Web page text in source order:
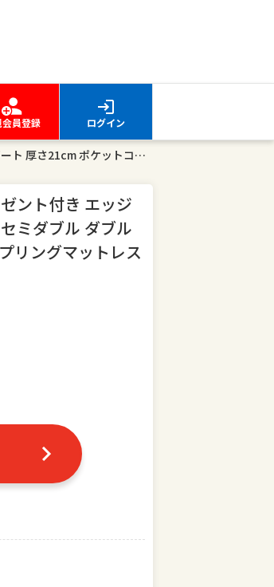
会員登録 ログイン
【5の倍数日最大P10倍】マットレス 限定プレゼント付き エッジサポート 厚さ21cm ポケットコイル シングル セミダブル ダブル 85SS セミシングル 配送日指定可 送料無料 スプリングマットレス EN101P
ント付き エッジ
ミダブル ダブル
リングマットレス